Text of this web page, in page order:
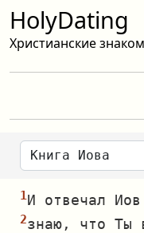
HolyDating
Христианские
И отвечал
знаю, что Ты